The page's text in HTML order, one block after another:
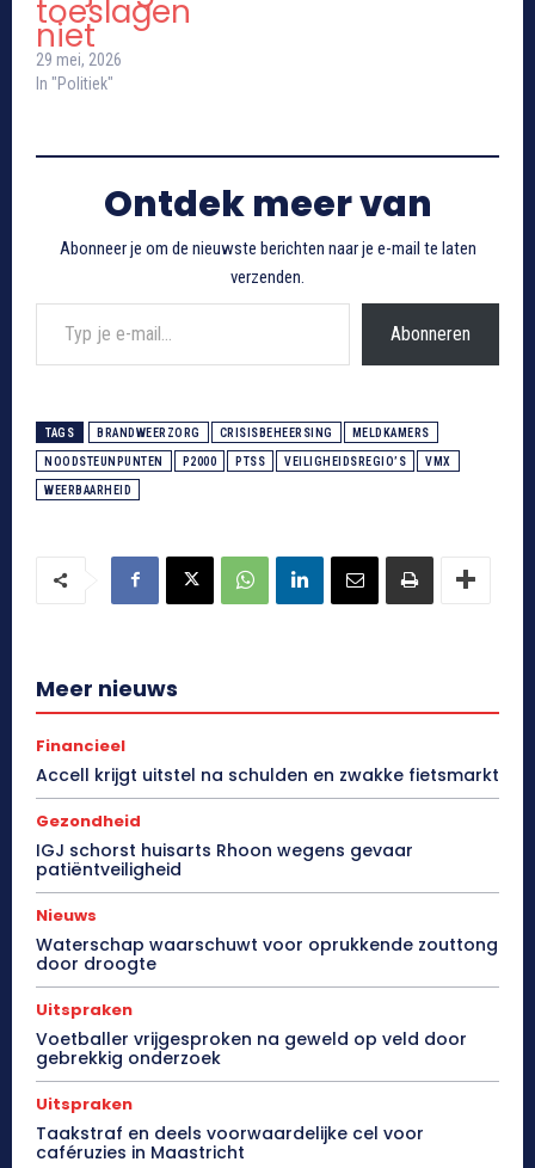
toeslagen
niet
29 mei, 2026
In "Politiek"
Ontdek meer van
Abonneer je om de nieuwste berichten naar je e-mail te laten
verzenden.
Typ je e-mail...
Abonneren
TAGS BRANDWEERZORG CRISISBEHEERSING MELDKAMERS
NOODSTEUNPUNTEN P2000 PTSS VEILIGHEIDSREGIO’S VMX
WEERBAARHEID
Meer nieuws
Financieel
Accell krijgt uitstel na schulden en zwakke fietsmarkt
Gezondheid
IGJ schorst huisarts Rhoon wegens gevaar
patiëntveiligheid
Nieuws
Waterschap waarschuwt voor oprukkende zouttong
door droogte
Uitspraken
Voetballer vrijgesproken na geweld op veld door
gebrekkig onderzoek
Uitspraken
Taakstraf en deels voorwaardelijke cel voor
caféruzies in Maastricht